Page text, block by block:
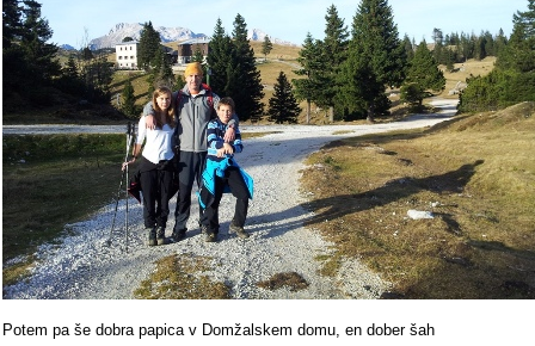
Potem pa še dobra papica v Domžalskem domu, en dober šah